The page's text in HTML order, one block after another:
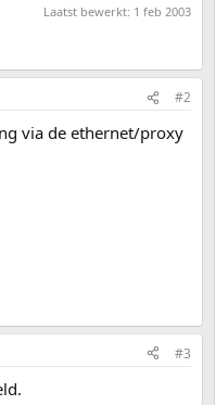
Laatst bewerkt: 1 feb 2003
#2
via de ethernet/proxy
#3